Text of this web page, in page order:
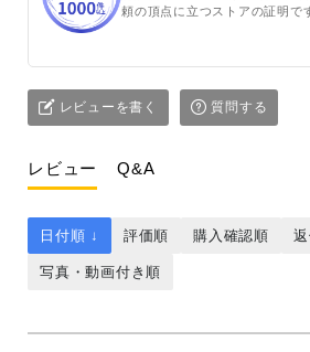
頼の頂点に立つストアの証明で
レビューを書く 質問する
レビュー Q&A
日付順 ↓ 評価順 購入確認順
写真・動画付き順